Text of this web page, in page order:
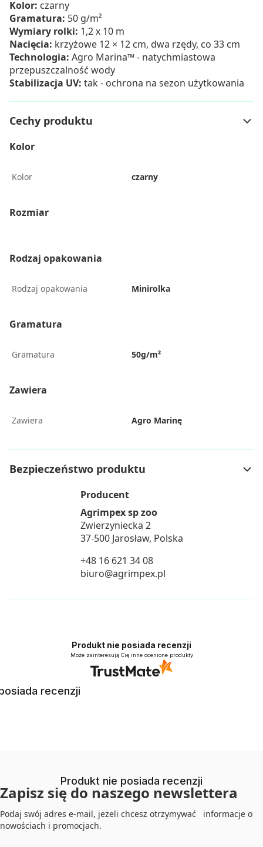
Kolor: czarny
Gramatura: 50 g/m²
Wymiary rolki: 1,2 x 10 m
Nacięcia: krzyżowe 12 × 12 cm, dwa rzędy, co 33 cm
Technologia: Agro Marina™ - natychmiastowa
przepuszczalność wody
Stabilizacja UV: tak - ochrona na sezon użytkowania
Cechy produktu
Kolor
Kolor czarny
Rozmiar
Rodzaj opakowania
Rodzaj opakowania Minirolka
Gramatura
Gramatura 50g/m²
Zawiera
Zawiera Agro Marinę
Bezpieczeństwo produktu
Producent
Agrimpex sp zoo
Zwierzyniecka 2
37-500 Jarosław, Polska
+48 16 621 34 08
biuro@agrimpex.pl
Produkt nie posiada recenzji
Może zainteresują Cię inne ocenione produkty
recenzji
Produkt nie posiada recenzji
Zapisz się do naszego newslettera
Podaj swój adres e-mail, jeżeli chcesz otrzymywać informacje o
nowościach i promocjach.